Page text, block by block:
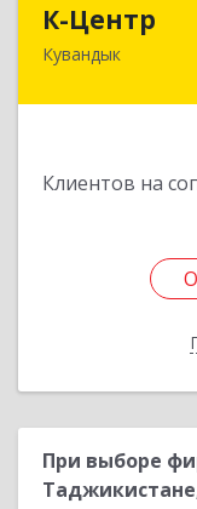
К-Центр
Кувандык
Клиентов на
462243,
При выборе